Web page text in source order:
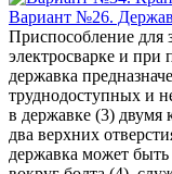
Вариант №26.
Приспособление для
электросварке и при
державка
труднодоступных и
в державке (3) двумя
два верхних
державка может быть